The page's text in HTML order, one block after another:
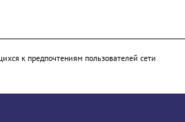
к предпочтениям пользователей сети